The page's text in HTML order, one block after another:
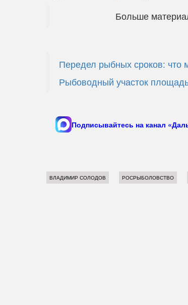
Больше
Передел рыбных сроков: что
Рыбоводный участок
Подписывайтесь на канал
ВЛАДИМИР СОЛОДОВ РОСРЫБОЛОВСТВО